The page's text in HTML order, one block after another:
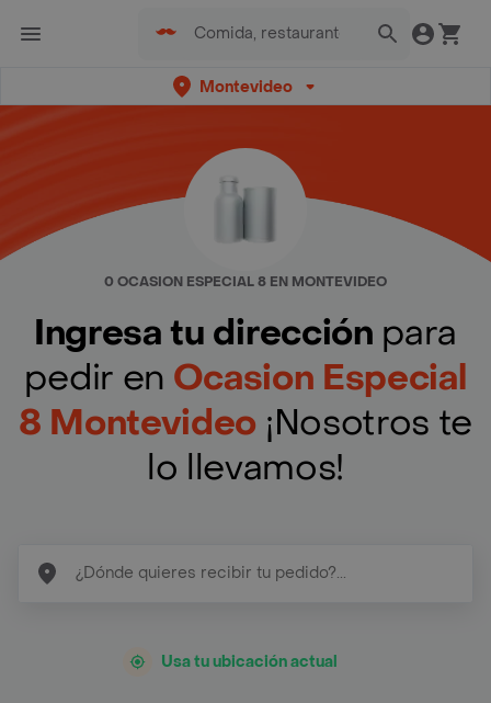
Montevideo
0 OCASION ESPECIAL 8 EN MONTEVIDEO
Ingresa tu dirección para
pedir en Ocasion Especial
8 Montevideo ¡Nosotros te
lo llevamos!
Usa tu ubicación actual